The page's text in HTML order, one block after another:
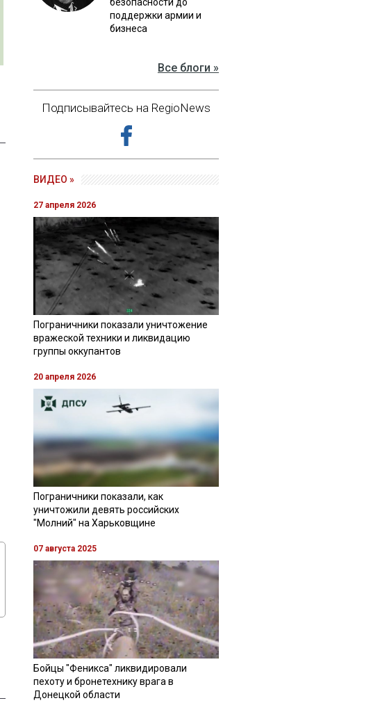
поддержки армии и
бизнеса
Все блоги »
Подписывайтесь на RegioNews
ВИДЕО »
27 апреля 2026
Пограничники показали уничтожение
вражеской техники и ликвидацию
группы оккупантов
20 апреля 2026
Пограничники показали, как
уничтожили девять российских
"Молний" на Харьковщине
07 августа 2025
Бойцы "Феникса" ликвидировали
пехоту и бронетехнику врага в
Донецкой области